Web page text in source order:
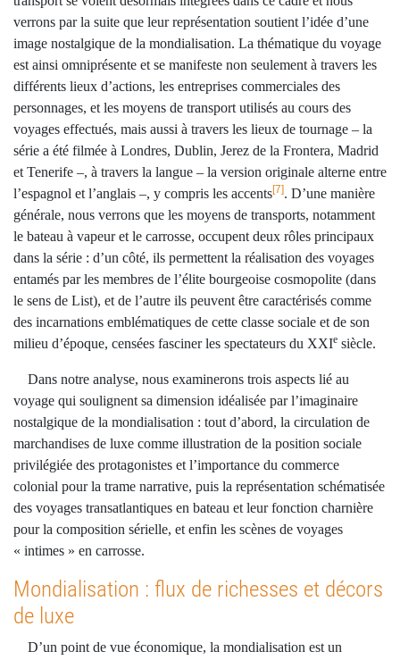
verrons par la suite que leur représentation soutient l’idée d’une
image nostalgique de la mondialisation. La thématique du voyage
est ainsi omniprésente et se manifeste non seulement à travers les
différents lieux d’actions, les entreprises commerciales des
personnages, et les moyens de transport utilisés au cours des
voyages effectués, mais aussi à travers les lieux de tournage – la
série a été filmée à Londres, Dublin, Jerez de la Frontera, Madrid
et Tenerife –, à travers la langue – la version originale alterne entre
l’espagnol et l’anglais –, y compris les accents[7]. D’une manière
générale, nous verrons que les moyens de transports, notamment
le bateau à vapeur et le carrosse, occupent deux rôles principaux
dans la série : d’un côté, ils permettent la réalisation des voyages
entamés par les membres de l’élite bourgeoise cosmopolite (dans
le sens de List), et de l’autre ils peuvent être caractérisés comme
des incarnations emblématiques de cette classe sociale et de son
milieu d’époque, censées fasciner les spectateurs du XXIe siècle.
Dans notre analyse, nous examinerons trois aspects lié au
voyage qui soulignent sa dimension idéalisée par l’imaginaire
nostalgique de la mondialisation : tout d’abord, la circulation de
marchandises de luxe comme illustration de la position sociale
privilégiée des protagonistes et l’importance du commerce
colonial pour la trame narrative, puis la représentation schématisée
des voyages transatlantiques en bateau et leur fonction charnière
pour la composition sérielle, et enfin les scènes de voyages
« intimes » en carrosse.
Mondialisation : flux de richesses et décors
de luxe
D’un point de vue économique, la mondialisation est un